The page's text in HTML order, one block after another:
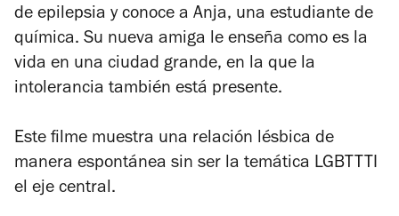
de epilepsia y conoce a Anja, una estudiante de
química. Su nueva amiga le enseña como es la
vida en una ciudad grande, en la que la
intolerancia también está presente.
Este filme muestra una relación lésbica de
manera espontánea sin ser la temática LGBTTTI
el eje central.